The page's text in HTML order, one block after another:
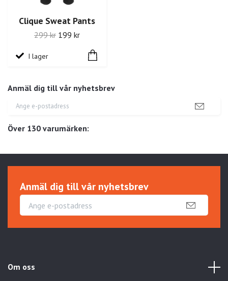
Anmäl dig till vår nyhetsbrev
Över 130 varumärken:
Clique Sweat Pants
299 kr 199 kr
I lager
Anmäl dig till vår nyhetsbrev
Om oss